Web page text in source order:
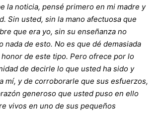
la noticia, pensé primero en mi madre y
Sin usted, sin la mano afectuosa que
que era yo, sin su enseñanza no
nada de esto. No es que dé demasiada
de este tipo. Pero ofrece por lo
de decirle lo que usted ha sido y
mí, y de corroborarle que sus esfuerzos,
generoso que usted puso en ello
vivos en uno de sus pequeños